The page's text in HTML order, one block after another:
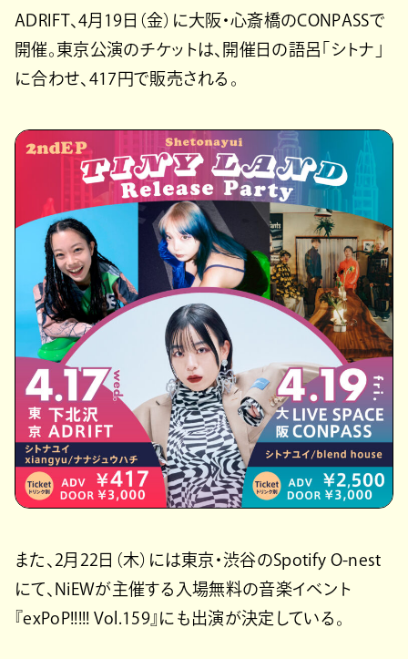
ADRIFT、4月19日（金）に大阪・心斎橋のCONPASSで
開催。東京公演のチケットは、開催日の語呂「シトナ」
に合わせ、417円で販売される。
また、2月22日（木）には東京・渋谷のSpotify O-nest
にて、NiEWが主催する入場無料の音楽イベント
『exPoP!!!!! Vol.159』にも出演が決定している。